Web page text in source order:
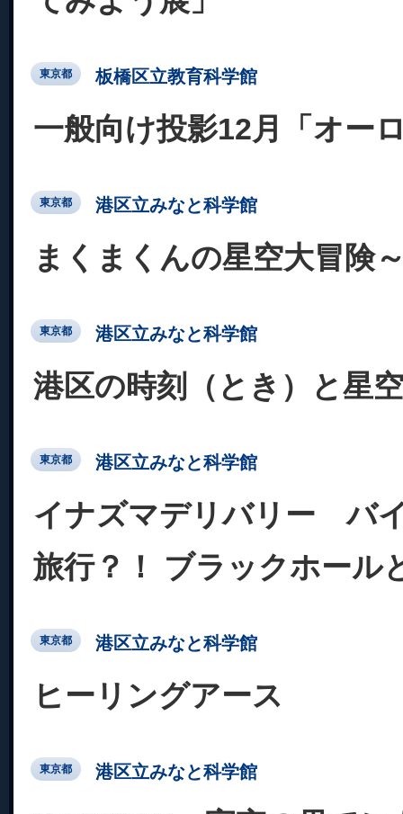
東京都 板橋区立教育科学館
一般向け投影12月「オー
東京都 港区立みなと科学館
まくまくんの星空大冒険
東京都 港区立みなと科学館
港区の時刻（とき）と星
東京都 港区立みなと科学館
イナズマデリバリー バ
旅行？！ ブラックホール
東京都 港区立みなと科学館
ヒーリングアース
東京都 港区立みなと科学館